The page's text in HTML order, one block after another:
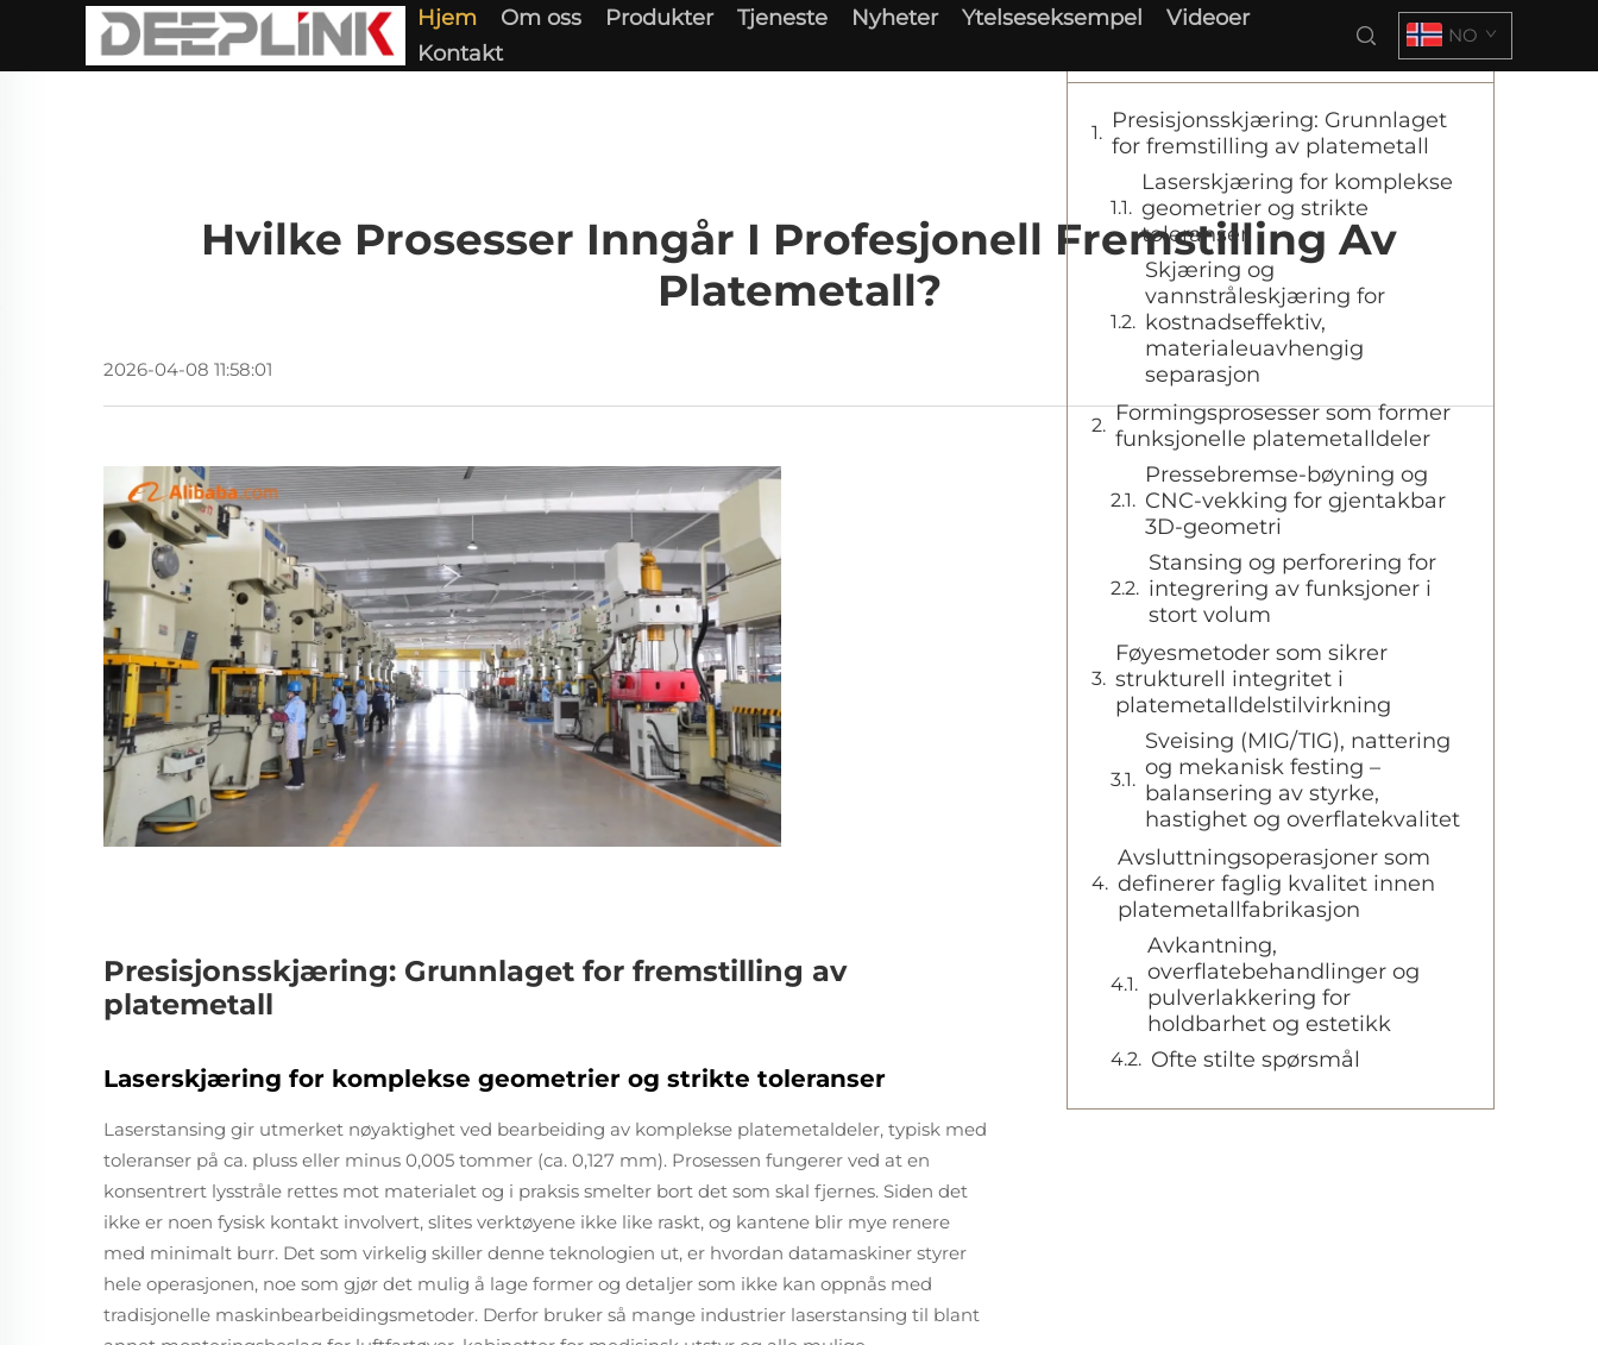
Hjem Om oss Produkter Tjeneste Nyheter Ytelseseksempel
Videoer
Kontakt
NO
Hvilke Prosesser Inngår I Profesjonell Fremstilling Av
Platemetall?
2026-04-08 11:58:01
Presisjonsskjæring: Grunnlaget for fremstilling av
platemetall
Laserskjæring for komplekse geometrier og strikte toleranser
Laserstansing gir utmerket nøyaktighet ved bearbeiding av komplekse platemetaldeler, typisk med
toleranser på ca. pluss eller minus 0,005 tommer (ca. 0,127 mm). Prosessen fungerer ved at en
konsentrert lysstråle rettes mot materialet og i praksis smelter bort det som skal fjernes. Siden det
ikke er noen fysisk kontakt involvert, slites verktøyene ikke like raskt, og kantene blir mye renere
med minimalt burr. Det som virkelig skiller denne teknologien ut, er hvordan datamaskiner styrer
hele operasjonen, noe som gjør det mulig å lage former og detaljer som ikke kan oppnås med
tradisjonelle maskinbearbeidingsmetoder. Derfor bruker så mange industrier laserstansing til blant
Presisjonsskjæring: Grunnlaget
for fremstilling av platemetall
Laserskjæring for komplekse
geometrier og strikte
toleranser
Skjæring og
vannstråleskjæring for
kostnadseffektiv,
materialeuavhengig
separasjon
Formingsprosesser som former
funksjonelle platemetalldeler
Pressebremse-bøyning og
CNC-vekking for gjentakbar
3D-geometri
Stansing og perforering for
integrering av funksjoner i
stort volum
Føyesmetoder som sikrer
strukturell integritet i
platemetalldelstilvirkning
Sveising (MIG/TIG), nattering
og mekanisk festing –
balansering av styrke,
hastighet og overflatekvalitet
Avsluttningsoperasjoner som
definerer faglig kvalitet innen
platemetallfabrikasjon
Avkantning,
overflatebehandlinger og
pulverlakkering for
holdbarhet og estetikk
Ofte stilte spørsmål